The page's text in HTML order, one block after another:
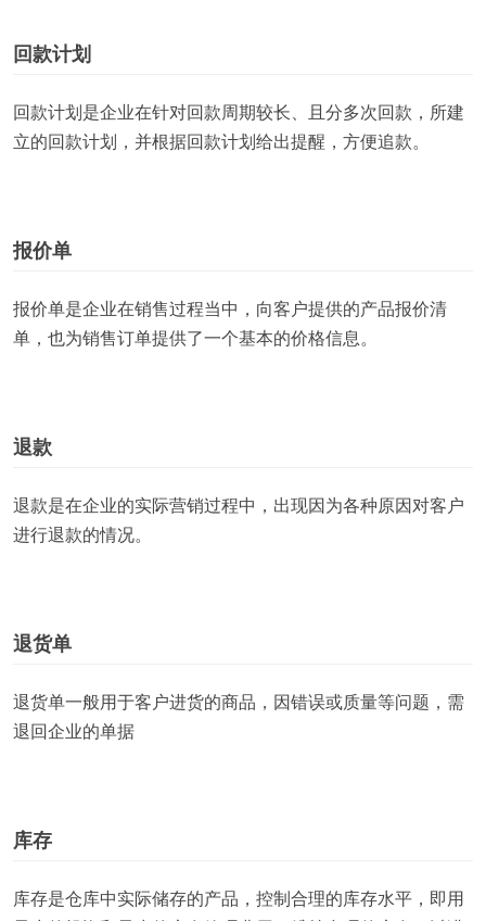
回款计划
回款计划是企业在针对回款周期较长、且分多次回款，所建
立的回款计划，并根据回款计划给出提醒，方便追款。
报价单
报价单是企业在销售过程当中，向客户提供的产品报价清
单，也为销售订单提供了一个基本的价格信息。
退款
退款是在企业的实际营销过程中，出现因为各种原因对客户
进行退款的情况。
退货单
退货单一般用于客户进货的商品，因错误或质量等问题，需
退回企业的单据
库存
库存是仓库中实际储存的产品，控制合理的库存水平，即用